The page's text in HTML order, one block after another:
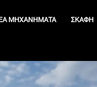
ΜΗΧΑΝΉΜΑΤΑ ΣΚΆΦΗ